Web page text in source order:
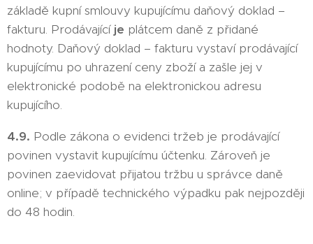
základě kupní smlouvy kupujícímu daňový doklad –
fakturu. Prodávající je plátcem daně z přidané
hodnoty. Daňový doklad – fakturu vystaví prodávající
kupujícímu po uhrazení ceny zboží a zašle jej v
elektronické podobě na elektronickou adresu
kupujícího.
4.9. Podle zákona o evidenci tržeb je prodávající
povinen vystavit kupujícímu účtenku. Zároveň je
povinen zaevidovat přijatou tržbu u správce daně
online; v případě technického výpadku pak nejpozději
do 48 hodin.